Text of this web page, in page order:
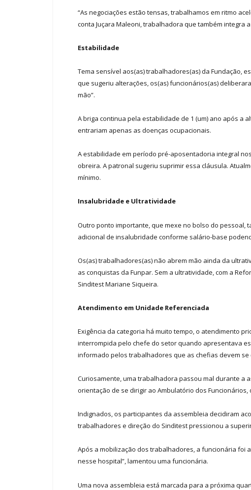
“As negociações estão tensas, trabalhamos em ritmo
conta Juçara Maleoni, trabalhadora que também integra
Estabilidade
Tema sensível aos(as) trabalhadores(as) da Fundação,
que sugeriu alterações, os(as) funcionários(as)
mão”.
A briga continua pela estabilidade de 1 (um) ano após a
entrariam apenas as doenças ocupacionais.
A estabilidade em período pré-aposentadoria integral
obreira. A patronal sugeriu suprimir essa cláusula.
mínimo.
Insalubridade e Ultratividade
Outro ponto importante, que mexe no bolso do pessoal,
adicional de insalubridade conforme salário-base
Os(as) trabalhadores(as) não abrem mão ainda da
as conquistas da Funpar. Sem a ultratividade, com a
Sinditest Mariane Siqueira.
Atendimento em Unidade Referenciada
Exigência da categoria há muito tempo, o atendimento
interrompida pelo chefe do setor quando apresentava
informado pelos trabalhadores que as chefias devem
Curiosamente, uma trabalhadora passou mal durante a
orientação de se dirigir ao Ambulatório dos
Indignados, os participantes da assembleia decidiram
trabalhadores e direção do Sinditest pressionou a
Após a mobilização dos trabalhadores, a funcionária foi
nesse hospital”, lamentou uma funcionária.
Uma nova assembleia está marcada para a próxima